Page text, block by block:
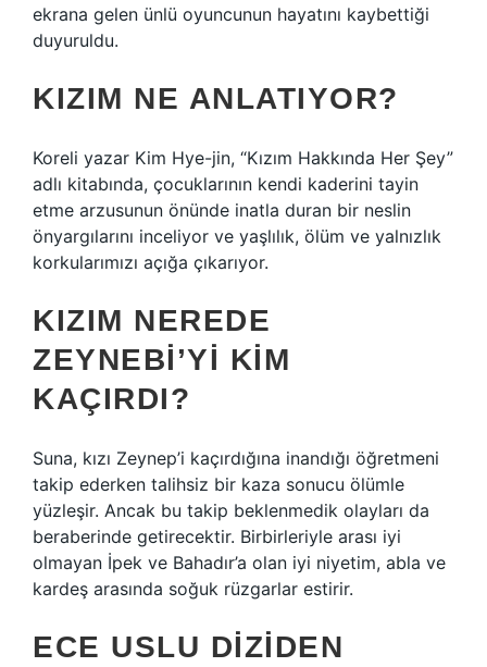
ekrana gelen ünlü oyuncunun hayatını kaybettiği
duyuruldu.
KIZIM NE ANLATIYOR?
Koreli yazar Kim Hye-jin, “Kızım Hakkında Her Şey”
adlı kitabında, çocuklarının kendi kaderini tayin
etme arzusunun önünde inatla duran bir neslin
önyargılarını inceliyor ve yaşlılık, ölüm ve yalnızlık
korkularımızı açığa çıkarıyor.
KIZIM NEREDE
ZEYNEBI’YI KIM
KAÇIRDI?
Suna, kızı Zeynep’i kaçırdığına inandığı öğretmeni
takip ederken talihsiz bir kaza sonucu ölümle
yüzleşir. Ancak bu takip beklenmedik olayları da
beraberinde getirecektir. Birbirleriyle arası iyi
olmayan İpek ve Bahadır’a olan iyi niyetim, abla ve
kardeş arasında soğuk rüzgarlar estirir.
ECE USLU DIZIDEN